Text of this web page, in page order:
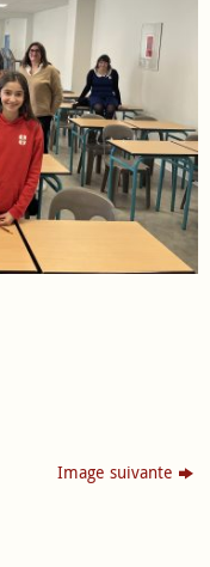
Image suivante